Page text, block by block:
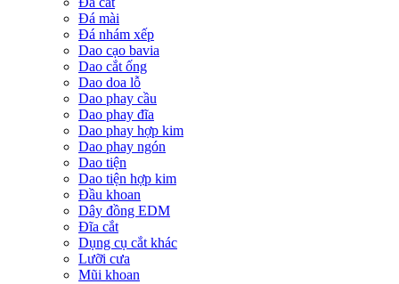
Đá mài
Đá nhám xếp
Dao cạo bavia
Dao cắt ống
Dao doa lỗ
Dao phay cầu
Dao phay đĩa
Dao phay hợp kim
Dao phay ngón
Dao tiện
Dao tiện hợp kim
Đầu khoan
Dây đồng EDM
Đĩa cắt
Dụng cụ cắt khác
Lưỡi cưa
Mũi khoan